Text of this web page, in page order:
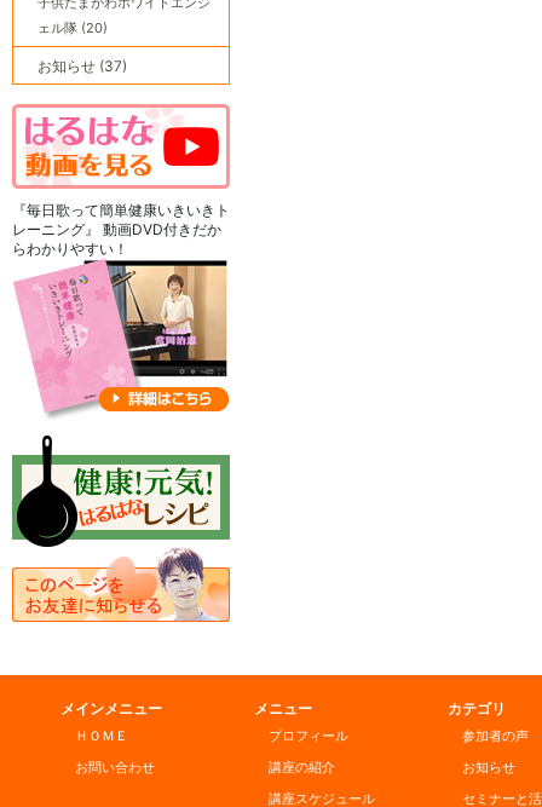
ェル隊 (20)
お知らせ (37)
『毎日歌って簡単健康いきいきト
レーニング』 動画DVD付きだか
らわかりやすい！
メインメニュー
ＨＯＭＥ
お問い合わせ
メニュー
プロフィール
講座の紹介
講座スケジュール
カテゴリ
参加者の声
お知らせ
セミナーと